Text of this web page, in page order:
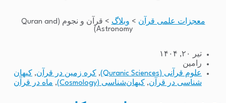
معجزات علمی قرآن > وبلاگ >
قرآن و نجوم (Quran and
Astronomy)
تیر ۲۰, ۱۴۰۴
رامین
علوم قرآنی (Quranic Sciences)
, کره زمین در قرآن, کیهان
شناسی در قرآن, کیهان‌شناسی (Cosmology) , ماه در قرآن